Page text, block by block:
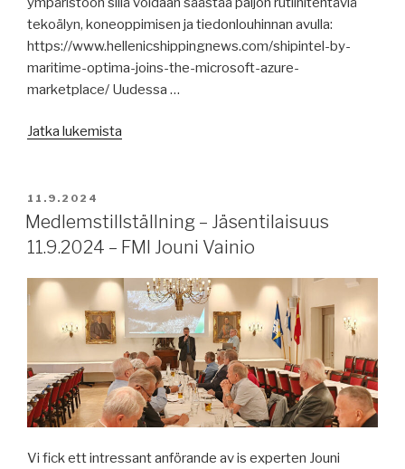
ei
vaarallisen
lastin
purkulupaa
mitä
merenkulkijat
tekivät
WTC-
iskujen
jälkeen?”
tekoälyn, koneoppimisen ja tiedonlouhinnan avulla:
https://www.hellenicshippingnews.com/shipintel-by-
maritime-optima-joins-the-microsoft-azure-
marketplace/ Uudessa …
Jatka lukemista
koulutus,
merenkulkijoiden
raportteja,
energian
kysyntä,
seikkailu
Jäämerellä,
luotsaus
Tanskan
pakotteita,
JULKAISTU
11.9.2024
Medlemstillställning – Jäsentilaisuus
11.9.2024 – FMI Jouni Vainio
Vi fick ett intressant anförande av is experten Jouni